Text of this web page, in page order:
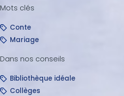
s
2
s
o
d
Mots clés
Conte
Mariage
Dans nos conseils
Bibliothèque idéale
Collèges